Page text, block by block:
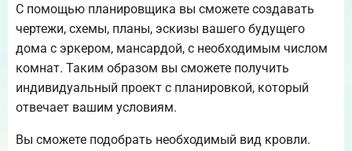
С помощью планировщика вы сможете создавать
чертежи, схемы, планы, эскизы вашего будущего
дома с эркером, мансардой, с необходимым числом
комнат. Таким образом вы сможете получить
индивидуальный проект с планировкой, который
отвечает вашим условиям.
Вы сможете подобрать необходимый вид кровли.